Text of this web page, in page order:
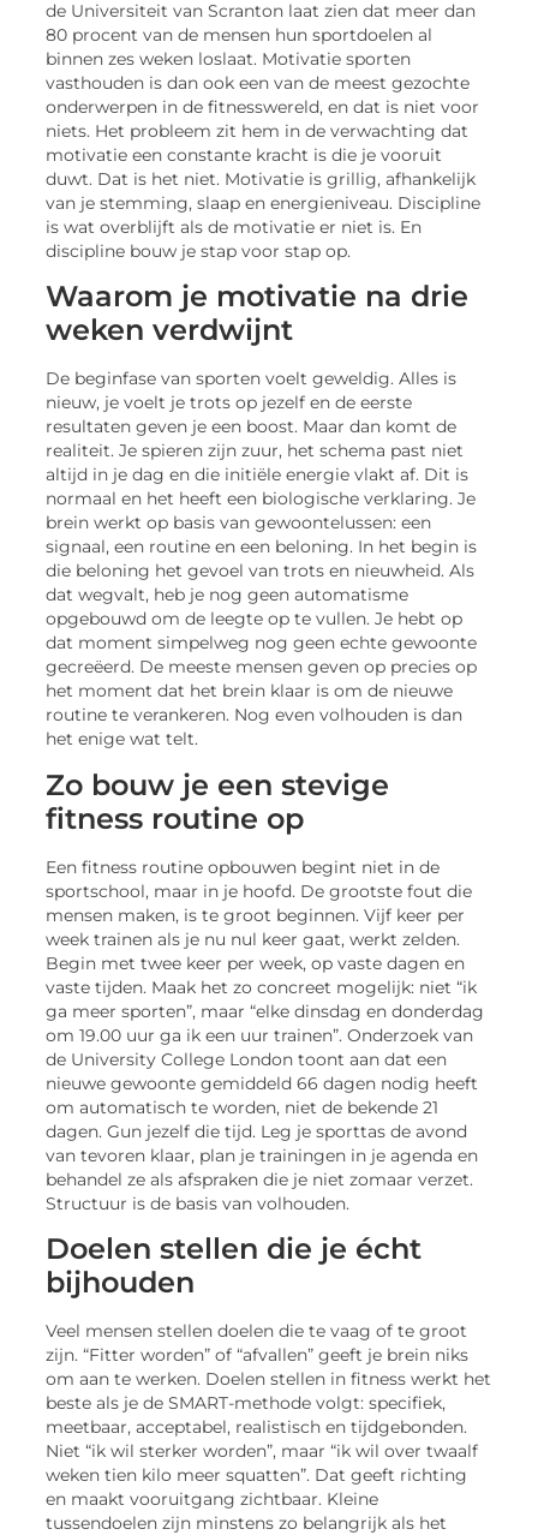
de Universiteit van Scranton laat zien dat meer dan
80 procent van de mensen hun sportdoelen al
binnen zes weken loslaat. Motivatie sporten
vasthouden is dan ook een van de meest gezochte
onderwerpen in de fitnesswereld, en dat is niet voor
niets. Het probleem zit hem in de verwachting dat
motivatie een constante kracht is die je vooruit
duwt. Dat is het niet. Motivatie is grillig, afhankelijk
van je stemming, slaap en energieniveau. Discipline
is wat overblijft als de motivatie er niet is. En
discipline bouw je stap voor stap op.
Waarom je motivatie na drie
weken verdwijnt
De beginfase van sporten voelt geweldig. Alles is
nieuw, je voelt je trots op jezelf en de eerste
resultaten geven je een boost. Maar dan komt de
realiteit. Je spieren zijn zuur, het schema past niet
altijd in je dag en die initiële energie vlakt af. Dit is
normaal en het heeft een biologische verklaring. Je
brein werkt op basis van gewoontelussen: een
signaal, een routine en een beloning. In het begin is
die beloning het gevoel van trots en nieuwheid. Als
dat wegvalt, heb je nog geen automatisme
opgebouwd om de leegte op te vullen. Je hebt op
dat moment simpelweg nog geen echte gewoonte
gecreëerd. De meeste mensen geven op precies op
het moment dat het brein klaar is om de nieuwe
routine te verankeren. Nog even volhouden is dan
het enige wat telt.
Zo bouw je een stevige
fitness routine op
Een fitness routine opbouwen begint niet in de
sportschool, maar in je hoofd. De grootste fout die
mensen maken, is te groot beginnen. Vijf keer per
week trainen als je nu nul keer gaat, werkt zelden.
Begin met twee keer per week, op vaste dagen en
vaste tijden. Maak het zo concreet mogelijk: niet “ik
ga meer sporten”, maar “elke dinsdag en donderdag
om 19.00 uur ga ik een uur trainen”. Onderzoek van
de University College London toont aan dat een
nieuwe gewoonte gemiddeld 66 dagen nodig heeft
om automatisch te worden, niet de bekende 21
dagen. Gun jezelf die tijd. Leg je sporttas de avond
van tevoren klaar, plan je trainingen in je agenda en
behandel ze als afspraken die je niet zomaar verzet.
Structuur is de basis van volhouden.
Doelen stellen die je écht
bijhouden
Veel mensen stellen doelen die te vaag of te groot
zijn. “Fitter worden” of “afvallen” geeft je brein niks
om aan te werken. Doelen stellen in fitness werkt het
beste als je de SMART-methode volgt: specifiek,
meetbaar, acceptabel, realistisch en tijdgebonden.
Niet “ik wil sterker worden”, maar “ik wil over twaalf
weken tien kilo meer squatten”. Dat geeft richting
en maakt vooruitgang zichtbaar. Kleine
tussendoelen zijn minstens zo belangrijk als het